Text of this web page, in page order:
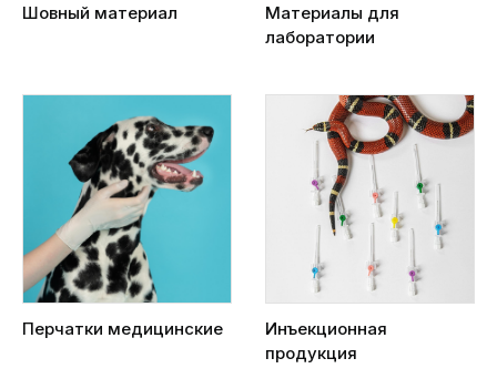
Шовный материал
Материалы для
лаборатории
Перчатки медицинские
Инъекционная
продукция